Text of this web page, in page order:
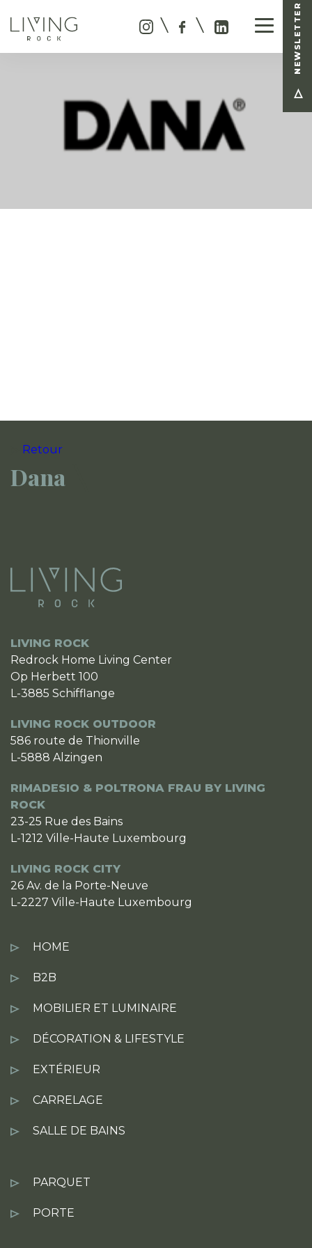
NEWSLETTER
Retour
Dana
LIVING ROCK
Redrock Home Living Center
Op Herbett 100
L-3885 Schifflange
LIVING ROCK OUTDOOR
586 route de Thionville
L-5888 Alzingen
RIMADESIO & POLTRONA FRAU BY LIVING
ROCK
23-25 Rue des Bains
L-1212 Ville-Haute Luxembourg
LIVING ROCK CITY
26 Av. de la Porte-Neuve
L-2227 Ville-Haute Luxembourg
HOME
B2B
MOBILIER ET LUMINAIRE
DÉCORATION & LIFESTYLE
EXTÉRIEUR
CARRELAGE
SALLE DE BAINS
PARQUET
PORTE